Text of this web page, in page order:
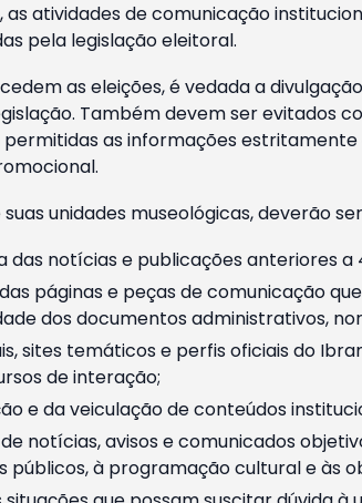
as atividades de comunicação
pela legislação eleitoral.
as eleições, é vedada a
Também devem ser evitados
as informações
unidades museológicas, deverão
notícias e publicações anteriores
páginas e peças de comunicação
dos documentos administrativos,
sites temáticos e perfis oficiais do
de interação;
e da veiculação de conteúdos
notícias, avisos e comunicados
públicos, à programação cultural e às